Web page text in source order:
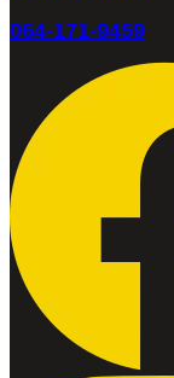
064-171-9459